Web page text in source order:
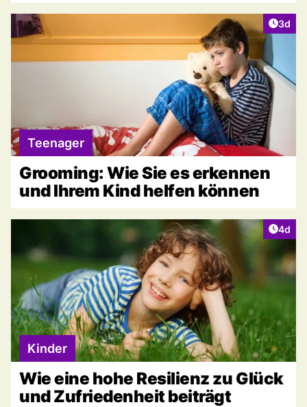
3d
Teenager
Grooming: Wie Sie es erkennen
und Ihrem Kind helfen können
4d
Kinder
Wie eine hohe Resilienz zu Glück
und Zufriedenheit beiträgt